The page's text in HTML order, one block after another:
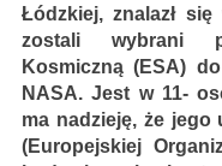
Łódzkiej, znalazł
zostali wybrani
Kosmiczną (ESA)
NASA. Jest w 11-
ma nadzieję, że jego
(Europejskiej